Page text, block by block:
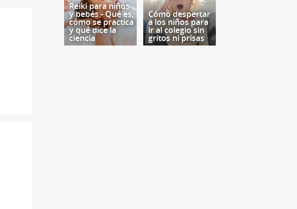
Reiki para niños
y bebés - Qué es,
cómo se practica
y qué dice la
ciencia
Cómo despertar
a los niños para
ir al colegio sin
gritos ni prisas